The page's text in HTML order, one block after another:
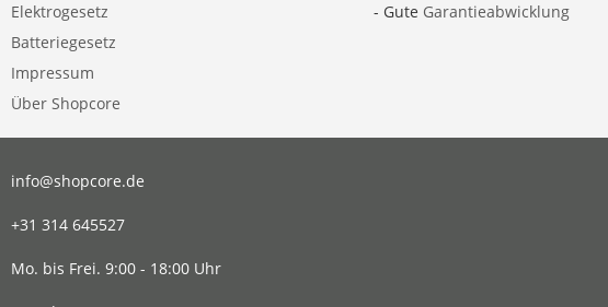
Elektrogesetz
Batteriegesetz
Impressum
Über Shopcore
- Gute Garantieabwicklung
info@shopcore.de
+31 314 645527
Mo. bis Frei. 9:00 - 18:00 Uhr